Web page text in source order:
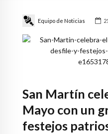
Equipo de Noticias
San Martín
Mayo con un
festejos